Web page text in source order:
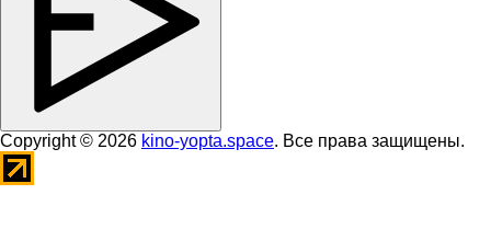
Copyright © 2026 kino-yopta.space. Все права защищены.